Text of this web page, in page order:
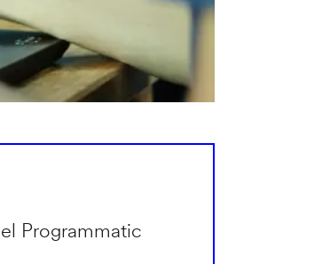
Programmatic